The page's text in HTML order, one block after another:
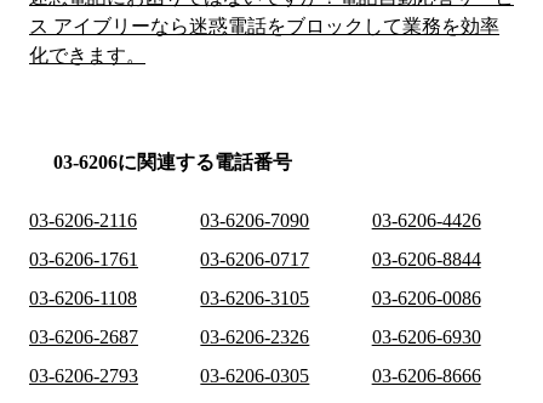
ス アイブリーなら迷惑電話をブロックして業務を効率
化できます。
03-6206に関連する電話番号
03-6206-2116 03-6206-7090
03-6206-4426
03-6206-1761
03-6206-0717
03-6206-8844
03-6206-1108
03-6206-3105
03-6206-0086
03-6206-2687
03-6206-2326
03-6206-6930
03-6206-2793
03-6206-0305
03-6206-8666